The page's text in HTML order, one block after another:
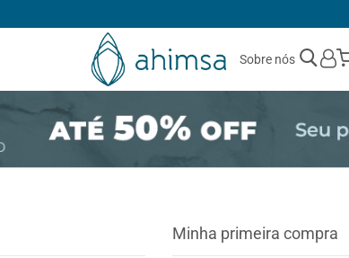
Sobre nós
Minha primeira compra